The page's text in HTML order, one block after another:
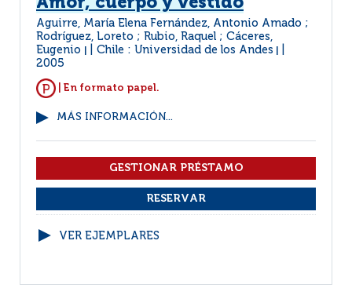
Aguirre, María Elena Fernández, Antonio Amado ;
Rodríguez, Loreto ; Rubio, Raquel ; Cáceres,
Eugenio
Chile : Universidad de los Andes
2005
| En formato papel.
MÁS INFORMACIÓN...
VER EJEMPLARES